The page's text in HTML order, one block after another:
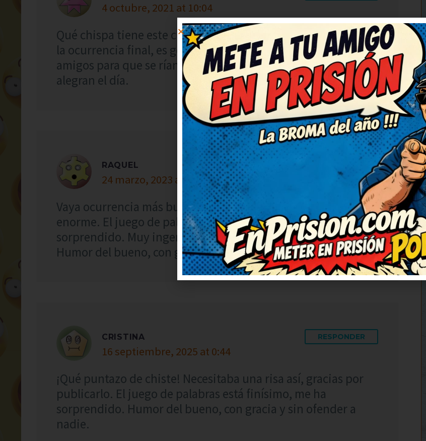
4 octubre, 2021 at 10:04
Qué chispa tiene este chiste, me partí de risa. Me quedo con
la ocurrencia final, es genial. Lo voy a compartir con mis
amigos para que se rían también. ¡Más de estos, por favor! Me
alegran el día.
RAQUEL
24 marzo, 2023 at 16:28
Vaya ocurrencia más buena, me ha sacado una sonrisa
enorme. El juego de palabras está finísimo, me ha
sorprendido. Muy ingenioso y bien escrito, ¡enhorabuena!
Humor del bueno, con gracia y sin ofender a nadie.
CRISTINA
16 septiembre, 2025 at 0:44
RESPONDER
¡Qué puntazo de chiste! Necesitaba una risa así, gracias por
publicarlo. El juego de palabras está finísimo, me ha
sorprendido. Humor del bueno, con gracia y sin ofender a
nadie.